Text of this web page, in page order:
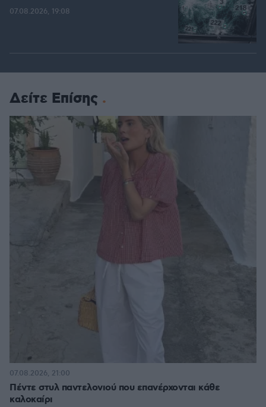
07.08.2026, 19:08
Δείτε Επίσης
Πέντε στυλ παντελονιού που επανέρχονται κάθε
καλοκαίρι
07.08.2026, 21:00